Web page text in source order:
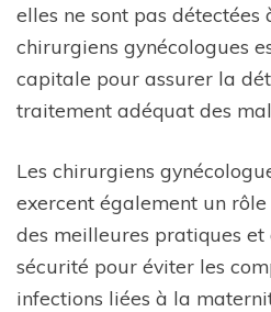
elles ne sont pas
chirurgiens gynécologues
capitale pour assurer la
traitement adéquat des
Les chirurgiens
exercent également un
des meilleures pratiques et
sécurité pour éviter les
infections liées à la